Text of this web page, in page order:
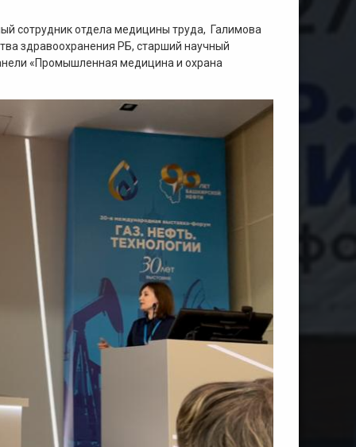
сотрудник отдела медицины труда, Галимова
здравоохранения РБ, старший научный
«Промышленная медицина и охрана